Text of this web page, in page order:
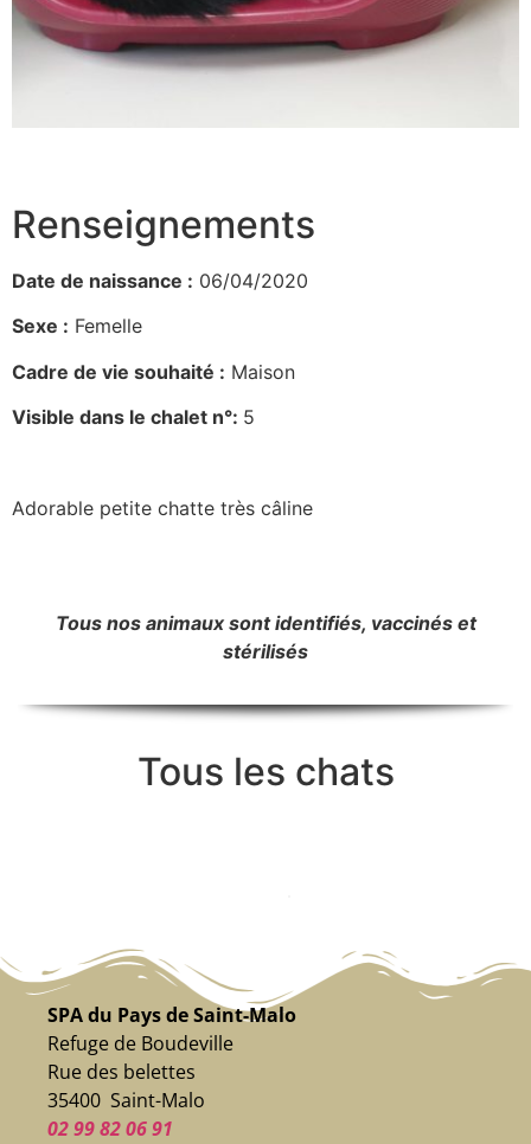
Renseignements
Date de naissance : 06/04/2020
Sexe : Femelle
Cadre de vie souhaité : Maison
Visible dans le chalet n°: 5
Adorable petite chatte très câline
Tous nos animaux sont identifiés, vaccinés et
stérilisés
Tous les chats
SPA du Pays de Saint-Malo
Refuge de Boudeville
Rue des belettes
35400 Saint-Malo
02 99 82 06 91